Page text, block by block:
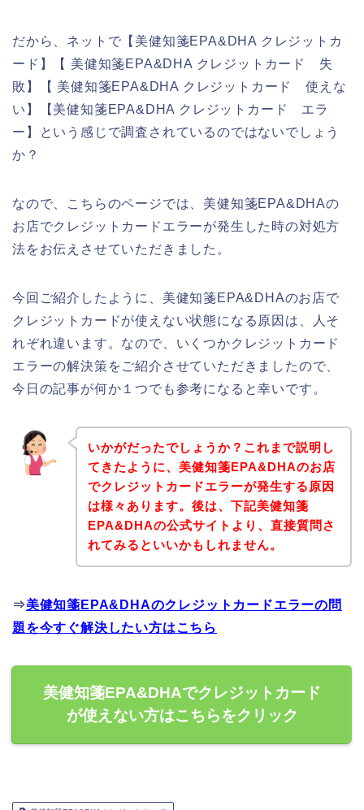
だから、ネットで【美健知箋EPA&DHA クレジットカ
ード】【 美健知箋EPA&DHA クレジットカード 失
敗】【 美健知箋EPA&DHA クレジットカード 使えな
い】【美健知箋EPA&DHA クレジットカード エラ
ー】という感じで調査されているのではないでしょう
か？
なので、こちらのページでは、美健知箋EPA&DHAの
お店でクレジットカードエラーが発生した時の対処方
法をお伝えさせていただきました。
今回ご紹介したように、美健知箋EPA&DHAのお店で
クレジットカードが使えない状態になる原因は、人そ
れぞれ違います。なので、いくつかクレジットカード
エラーの解決策をご紹介させていただきましたので、
今日の記事が何か１つでも参考になると幸いです。
いかがだったでしょうか？これまで説明し
てきたように、美健知箋EPA&DHAのお店
でクレジットカードエラーが発生する原因
は様々あります。後は、下記美健知箋
EPA&DHAの公式サイトより、直接質問さ
れてみるといいかもしれません。
⇒美健知箋EPA&DHAのクレジットカードエラーの問
題を今すぐ解決したい方はこちら
美健知箋EPA&DHAでクレジットカード
が使えない方はこちらをクリック